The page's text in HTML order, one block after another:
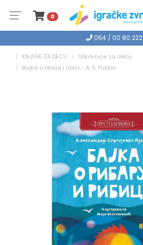
0
064 / 00 80 222
KNJIGE ZA DECU
Slikovnice za decu
Bajka o ribaru i ribici - A. S. Puškin